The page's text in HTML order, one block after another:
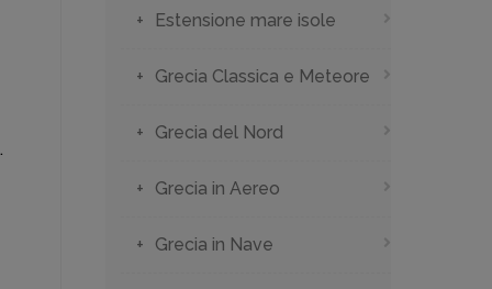
Estensione mare isole
Grecia Classica e Meteore
Grecia del Nord
Grecia in Aereo
Grecia in Nave